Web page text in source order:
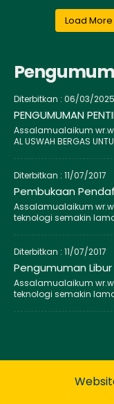
Load More
Diterbitkan : 06/03/2025
PENGUMUMAN
Assalamualaikum wr.wb.
AL USWAH BERGAS
Diterbitkan : 11/07/2017
Pembukaan
Assalamualaikum
teknologi semakin
Diterbitkan : 11/07/2017
Pengumuman
Assalamualaikum
teknologi semakin